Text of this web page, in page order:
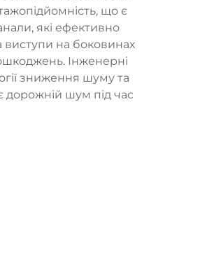
що є
які ефективно
виступи на боковинах
Інженерні
зниження шуму та
дорожній шум під час